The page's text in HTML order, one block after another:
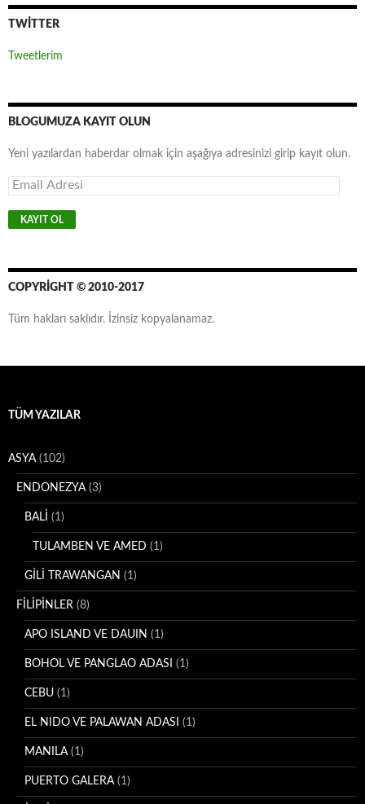
TWITTER
Tweetlerim
BLOGUMUZA KAYIT OLUN
Yeni yazılardan haberdar olmak için aşağıya adresinizi girip kayıt olun.
E
m
a
i
d
r
s
COPYRIGHT © 2010-2017
Tüm hakları saklıdır. İzinsiz kopyalanamaz.
TÜM YAZILAR
ASYA(102)
ENDONEZYA(3)
BALİ (1)
TULAMBEN VE AMED (1)
GİLİ TRAWANGAN (1)
FİLİPİNLER (8)
APO ISLAND VE DAUIN (1)
BOHOL VE PANGLAO ADASI (1)
CEBU (1)
EL NIDO VE PALAWAN ADASI (1)
MANILA(1)
PUERTO GALERA(1)